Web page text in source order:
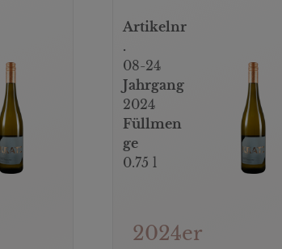
Artikelnr
.
08-24
Jahrgang
2024
Füllmen
ge
0.75 l
2024er